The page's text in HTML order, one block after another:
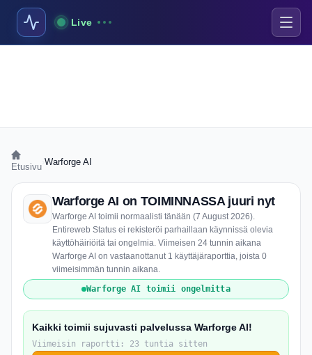
Live
Etusivu Warforge AI
Warforge AI on TOIMINNASSA juuri nyt
Warforge AI toimii normaalisti tänään (7 August 2026).
Entireweb Status ei rekisteröi parhaillaan käynnissä olevia
käyttöhäiriöitä tai ongelmia. Viimeisen 24 tunnin aikana
Warforge AI on vastaanottanut 1 käyttäjäraporttia, joista 0
viimeisimmän tunnin aikana.
Warforge AI toimii ongelmitta
Kaikki toimii sujuvasti palvelussa Warforge AI!
Viimeisin raportti: 23 tuntia sitten